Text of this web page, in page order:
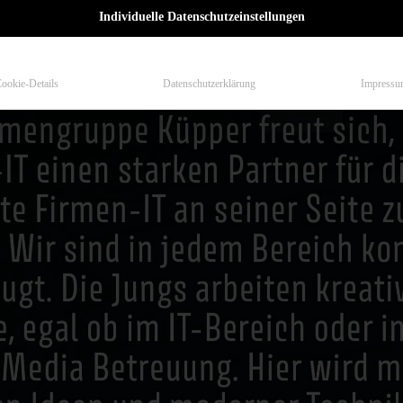
Individuelle Datenschutzeinstellungen
Details Datenschutzerklärung